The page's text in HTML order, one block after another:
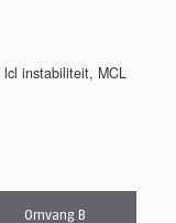
lcl instabiliteit, MCL
Omvang B